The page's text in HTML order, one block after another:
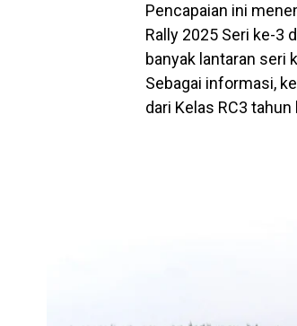
Pencapaian ini
Rally 2025 Seri ke-3
banyak lantaran seri
Sebagai informasi,
dari Kelas RC3 tahun